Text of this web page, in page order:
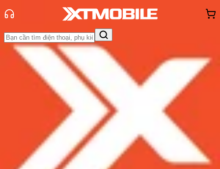
Trang chủ
Tin tức
Tư vấn
Đánh Giá - Trên TaySo Sánh Tư vấnKhuyến
Hỏi đáp App - Game Thông báo
hàng - Sự kiện
Nên mua iPhone 16 quốc tế bản
nào, so sánh các mã iPhone 16 quốc